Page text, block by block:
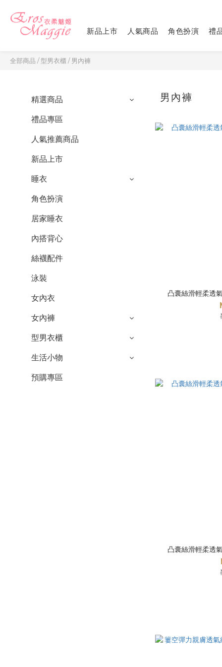
新品上市 人氣商品 角色扮演 禮
全部商品 /型男衣櫃 /男內褲
精選商品
禮品專區
人氣推薦商品
新品上市
睡衣
角色扮演
居家睡衣
內搭背心
絲襪配件
泳裝
女內衣
女內褲
型男衣櫃
生活小物
預購專區
男內褲
凸囊絲滑輕柔透
凸囊絲滑輕柔透